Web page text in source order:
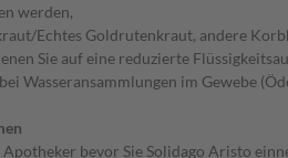
werden,
Echtes Goldrutenkraut, andere
Sie auf eine reduzierte
Wasseransammlungen im Gewebe
bevor Sie Solidago Aristo